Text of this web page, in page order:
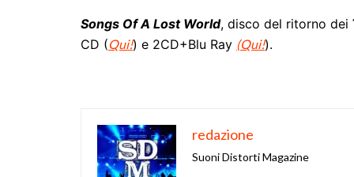
Songs Of A Lost World, disco del ritorno dei
CD (Qui!) e 2CD+Blu Ray (Qui!).
redazione
Suoni Distorti Magazine